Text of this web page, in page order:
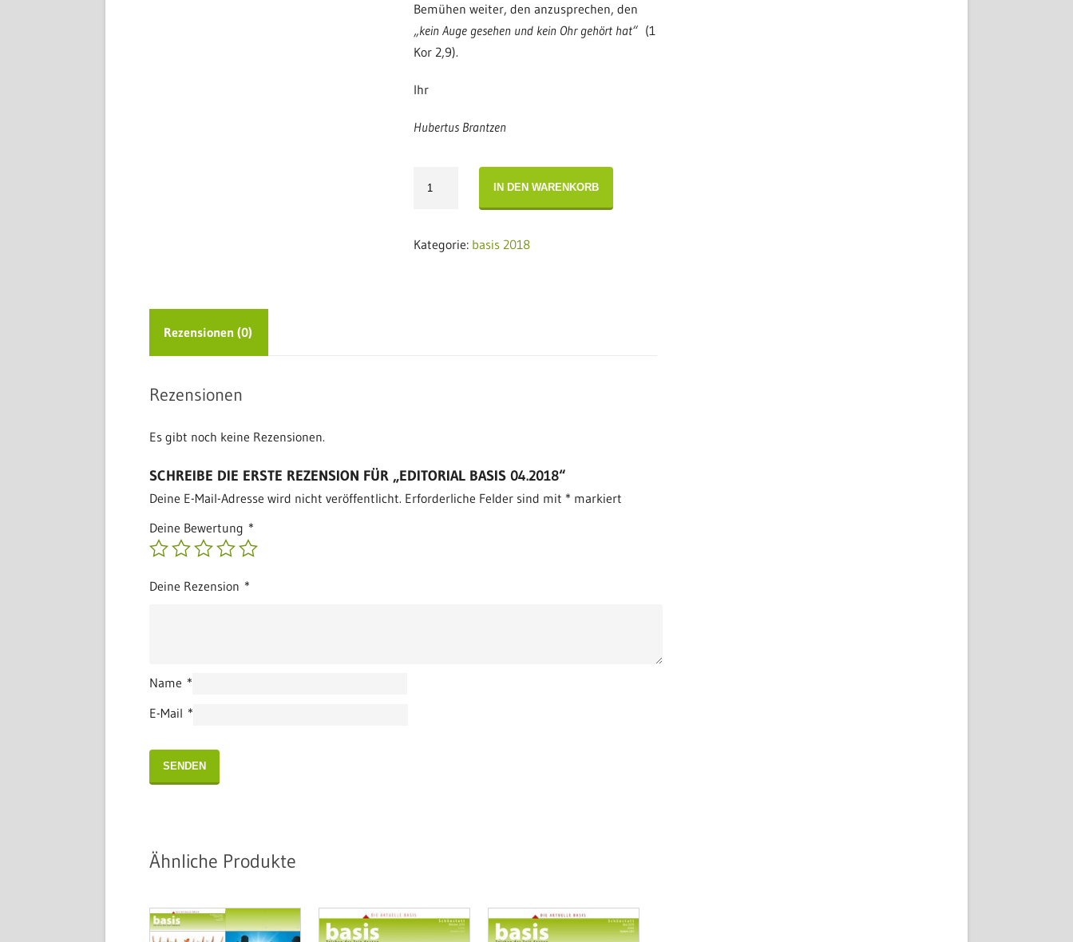
Bemühen weiter, den anzusprechen, den
„kein Auge gesehen und kein Ohr gehört hat“ (1
Kor 2,9).
Ihr
Hubertus Brantzen
Menge
IN DEN WARENKORB
Kategorie: basis 2018
Rezensionen (0)
Rezensionen
Es gibt noch keine Rezensionen.
SCHREIBE DIE ERSTE REZENSION FÜR „EDITORIAL BASIS 04.2018“
Deine E-Mail-Adresse wird nicht veröffentlicht. Erforderliche Felder sind mit * markiert
Deine Bewertung *
Deine Rezension *
Name *
E-Mail *
Ähnliche Produkte